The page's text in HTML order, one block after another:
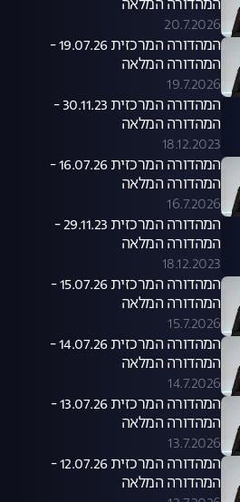
המהדורה המלאה
20.7.2026
המהדורה המרכזית 19.07.26 -
המהדורה המלאה
19.7.2026
המהדורה המרכזית 30.11.23 -
המהדורה המלאה
18.12.2023
המהדורה המרכזית 16.07.26 -
המהדורה המלאה
16.7.2026
המהדורה המרכזית 29.11.23 -
המהדורה המלאה
18.12.2023
המהדורה המרכזית 15.07.26 -
המהדורה המלאה
15.7.2026
המהדורה המרכזית 14.07.26 -
המהדורה המלאה
14.7.2026
המהדורה המרכזית 13.07.26 -
המהדורה המלאה
13.7.2026
המהדורה המרכזית 12.07.26 -
המהדורה המלאה